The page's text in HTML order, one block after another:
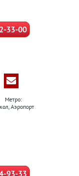
33-00
Метро:
Аэропорт
93-33